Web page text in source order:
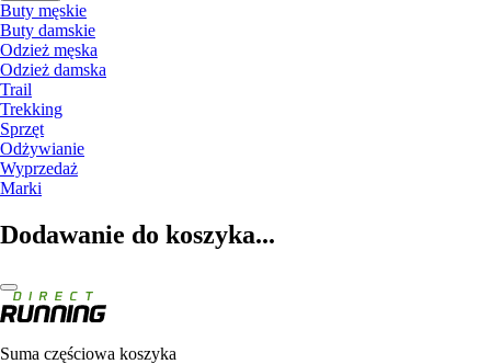
Buty męskie
Buty damskie
Odzież męska
Odzież damska
Trail
Trekking
Sprzęt
Odżywianie
Wyprzedaż
Marki
Dodawanie do koszyka...
Suma częściowa koszyka